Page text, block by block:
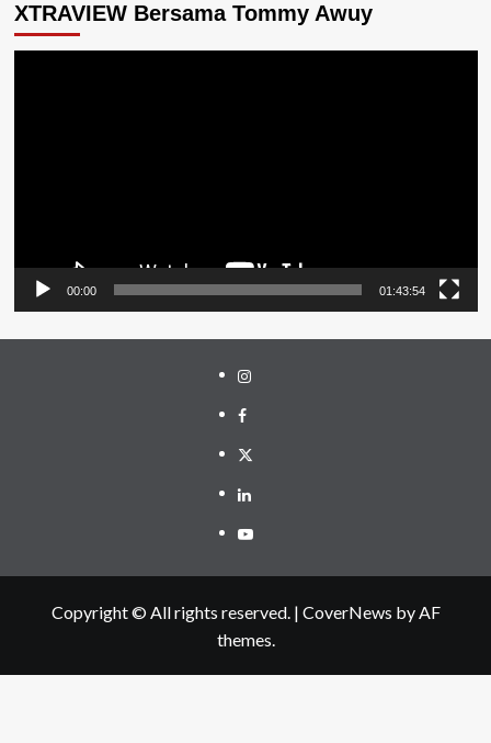
XTRAVIEW Bersama Tommy Awuy
00:00 01:43:54
Instagram
Facebook
Twitter
Linkedin
Youtube
Copyright © All rights reserved. | CoverNews by AF
themes.